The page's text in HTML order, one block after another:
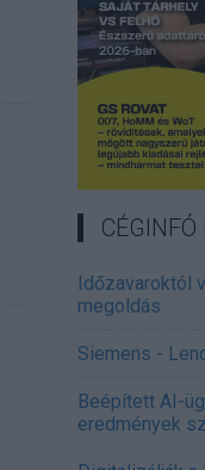
CÉGINFÓ
Időzavaroktól
megoldás
Siemens -
Beépített AI-
eredmények